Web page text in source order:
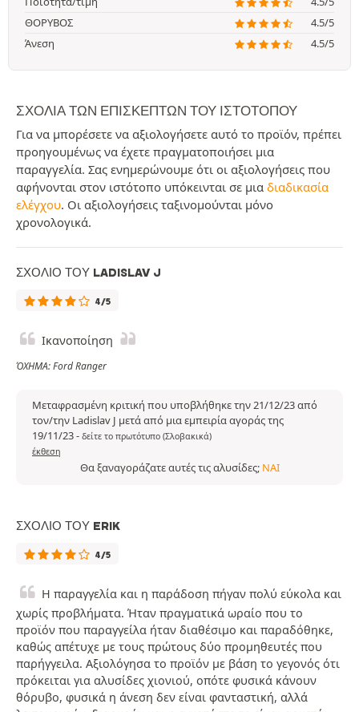
ΘΟΡΥΒΟΣ
4.5/5
Άνεση
4.5/5
ΣΧΌΛΙΑ ΤΩΝ ΕΠΙΣΚΕΠΤΏΝ ΤΟΥ ΙΣΤΟΤΌΠΟΥ
Για να μπορέσετε να αξιολογήσετε αυτό το προϊόν, πρέπει
προηγουμένως να έχετε πραγματοποιήσει μια
παραγγελία. Σας ενημερώνουμε ότι οι αξιολογήσεις που
αφήνονται στον ιστότοπο υπόκεινται σε μια διαδικασία
ελέγχου. Οι αξιολογήσεις ταξινομούνται μόνο
χρονολογικά.
ΣΧΌΛΙΟ ΤΟΥ LADISLAV J
4/5
Ικανοποίηση
ΌΧΗΜΑ: Ford Ranger
Μεταφρασμένη κριτική που υποβλήθηκε την 21/12/23 από
τον/την Ladislav J μετά από μια εμπειρία αγοράς της
19/11/23- δείτε το πρωτότυπο (Σλοβακικά)
έκθεση
Θα ξαναγοράζατε αυτές τις αλυσίδες; ΝΑΙ
ΣΧΌΛΙΟ ΤΟΥ ERIK
4/5
Η παραγγελία και η παράδοση πήγαν πολύ εύκολα και
χωρίς προβλήματα. Ήταν πραγματικά ωραίο που το
προϊόν που παραγγείλα ήταν διαθέσιμο και παραδόθηκε,
καθώς απέτυχε με τους πρώτους δύο προμηθευτές που
παρήγγειλα. Αξιολόγησα το προϊόν με βάση το γεγονός ότι
πρόκειται για αλυσίδες χιονιού, οπότε φυσικά κάνουν
θόρυβο, φυσικά η άνεση δεν είναι φανταστική, αλλά